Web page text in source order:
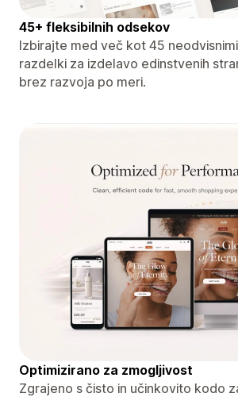
45+ fleksibilnih odsekov
Izbirajte med več kot 45
razdelki za izdelavo edinstvenih
brez razvoja po meri.
Optimizirano za zmogljivost
Zgrajeno s čisto in učinkovito kodo